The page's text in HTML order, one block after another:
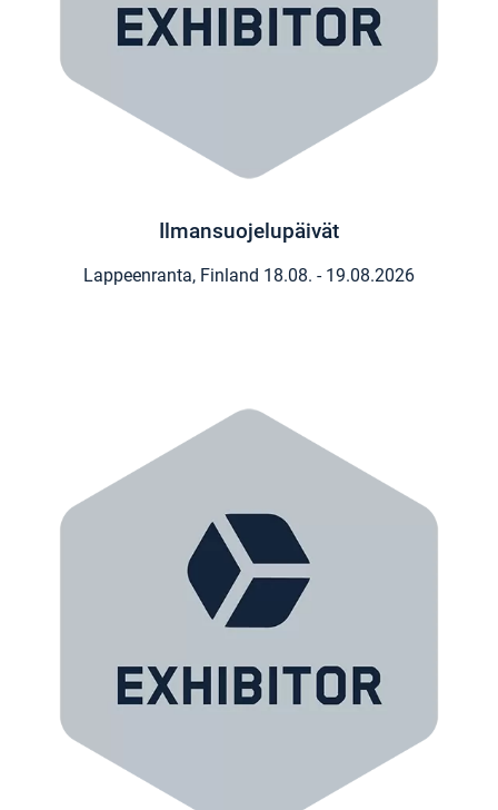
Ilmansuojelupäivät
Lappeenranta, Finland 18.08. - 19.08.2026